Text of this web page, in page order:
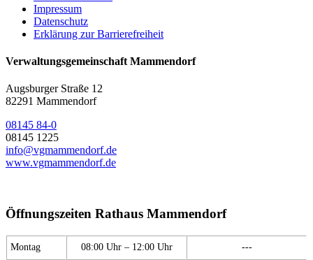
Impressum
Datenschutz
Erklärung zur Barrierefreiheit
Verwaltungsgemeinschaft Mammendorf
Augsburger Straße 12
82291 Mammendorf
08145 84-0
08145 1225
info@vgmammendorf.de
www.vgmammendorf.de
Öffnungszeiten Rathaus Mammendorf
Montag 08:00 Uhr – 12:00 Uhr ---